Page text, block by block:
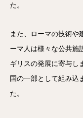
た。
また、ローマの技術や
ーマ人は様々な公共施
ギリスの発展に寄与し
国の一部として組み込
た。